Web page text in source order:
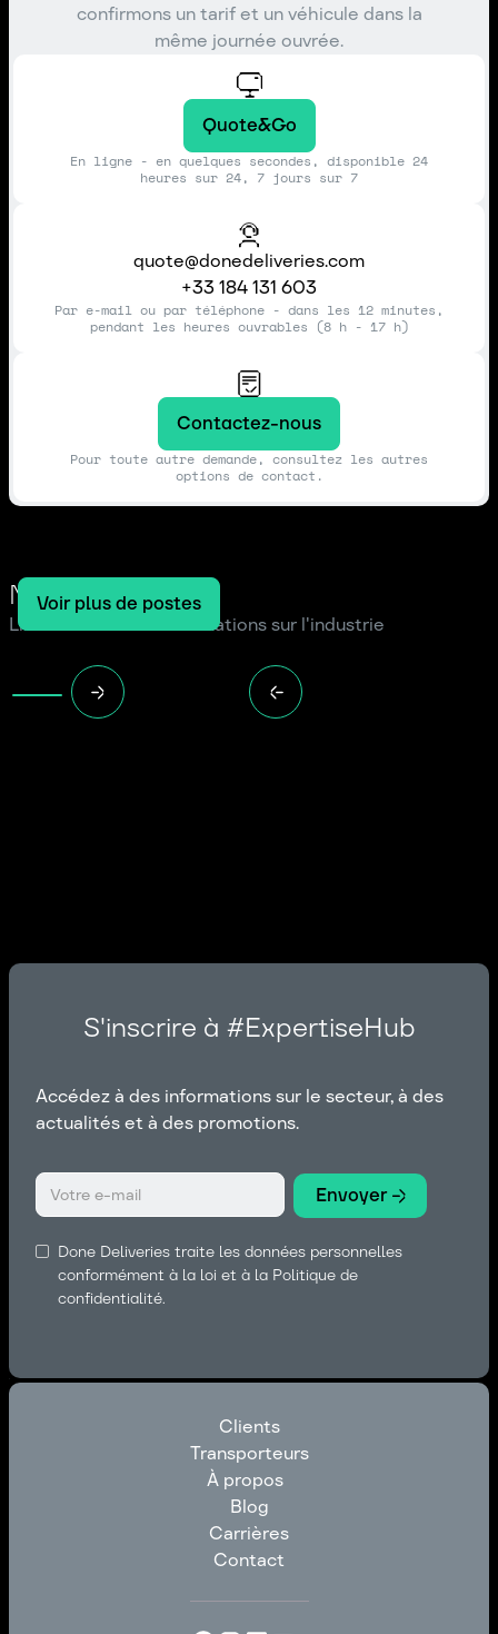
confirmons un tarif et un véhicule dans la
même journée ouvrée.
Quote&Go
En ligne - en quelques secondes, disponible 24
heures sur 24, 7 jours sur 7
quote@donedeliveries.com
+33 184 131 603
Par e-mail ou par téléphone - dans les 12 minutes,
pendant les heures ouvrables (8 h - 17 h)
Contactez-nous
Pour toute autre demande, consultez les autres
options de contact.
Notre blog
Lire les dernières informations sur l'industrie
Voir plus de postes
S'inscrire à #ExpertiseHub
Accédez à des informations sur le secteur, à des
actualités et à des promotions.
Done Deliveries traite les données personnelles
conformément à la loi et à la Politique de
confidentialité.
Clients
Clients
Transporteurs
Transporteurs
À propos
À propos
Blog
Blog
Carrières
Carrières
Contact